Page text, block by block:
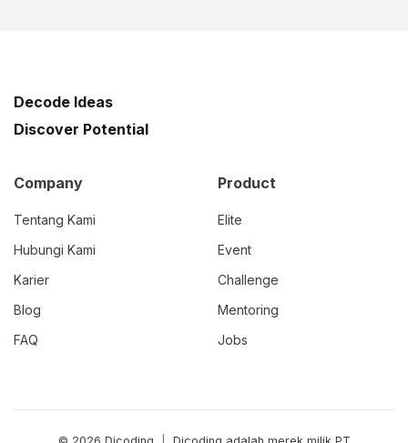
Decode Ideas
Discover Potential
Company
Tentang Kami
Hubungi Kami
Karier
Blog
FAQ
Product
Elite
Event
Challenge
Mentoring
Jobs